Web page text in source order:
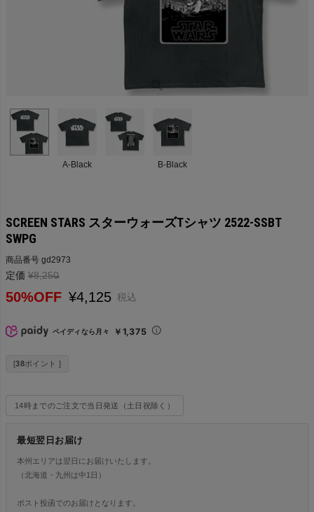
A-Black B-Black
SCREEN STARS スターウォーズTシャツ 2522-SSBT
SWPG
商品番号 gd2973
定価 ¥8,250
→
50%OFF ¥4,125 税込
ペイディなら月々 ￥1,375
[38ポイント ]
14時までのご注文で当日発送（土日祝除く）
最短翌日お届け
本州エリアは翌日にお届けいたします。
（北海道・九州は中1日）
ポスト投函でのお届けとなります。